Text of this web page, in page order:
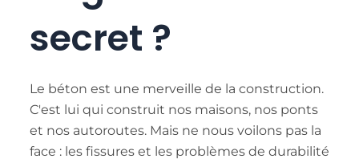
secret ?
Le béton est une merveille de la construction.
C'est lui qui construit nos maisons, nos ponts
et nos autoroutes. Mais ne nous voilons pas la
face : les fissures et les problèmes de durabilité
VI